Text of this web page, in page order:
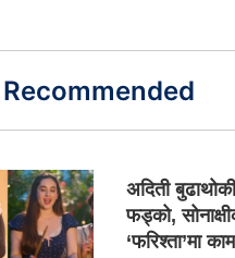
Recommended
अदिती
फड्को,
‘फरिश्ता’मा काम